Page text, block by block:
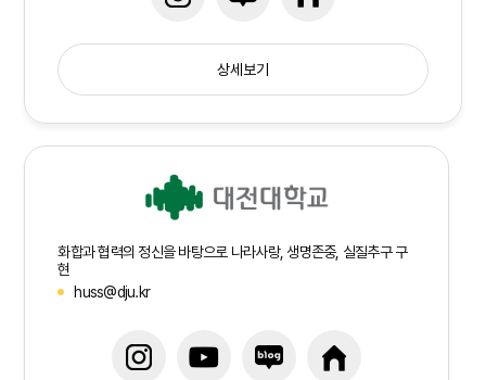
상세보기
화합과 협력의 정신을 바탕으로 나라사랑, 생명존중, 실질추구 구
현
huss@dju.kr